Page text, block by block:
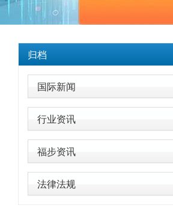
归档
国际新闻
行业资讯
福步资讯
法律法规